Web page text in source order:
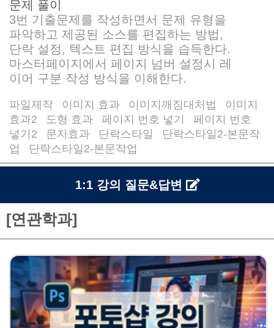
문제 풀이
3번 기출문제를 작성하면서 문제 유형을
파악하고 제공된 소스를 편집하는 방법,
단락 설정, 텍스트 편집 방식을 습득한다.
마스터페이지에서 페이지 넘버 설정시 레
이어 구분 작성 방식을 이해한다.
파일제작 이미지 효과 이미지깨짐대처법
이미지
효과2
도형 효과 페이지 번호 넣기
페이지 번호
넣기2
문자효과 단락스타일
단락스타일2-본문작
업
단락스타일2-본문작업
1:1 강의 질문&답변
[연관학과]